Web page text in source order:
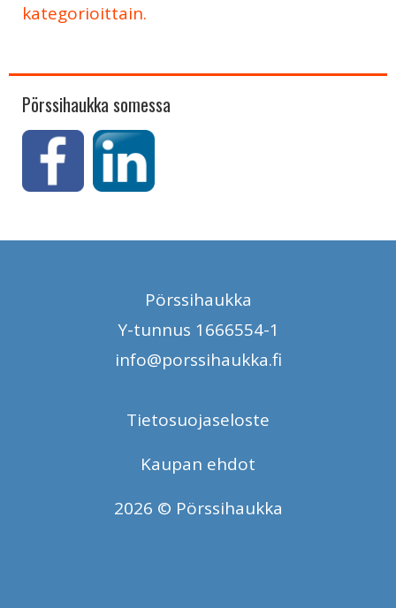
kategorioittain.
Pörssihaukka somessa
Pörssihaukka
Y-tunnus 1666554-1
info@porssihaukka.fi
Tietosuojaseloste
Kaupan ehdot
2026 © Pörssihaukka